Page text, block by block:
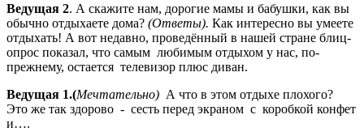
Ведущая 2. А скажите нам, дорогие мамы и бабушки, как вы
обычно отдыхаете дома? (Ответы). Как интересно вы умеете
отдыхать! А вот недавно, проведённый в нашей стране блиц-
опрос показал, что самым любимым отдыхом у нас, по-
прежнему, остается телевизор плюс диван.
Ведущая 1.(Мечтательно) А что в этом отдыхе плохого?
Это же так здорово - сесть перед экраном с коробкой конфет
и….